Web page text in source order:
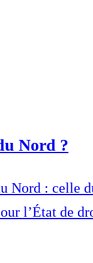
Nord ?
Nord : celle
l’État de